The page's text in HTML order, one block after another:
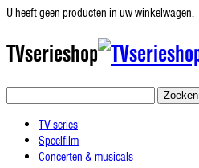
U heeft geen producten in uw winkelwagen.
TVserieshop
Zoeken
TV series
Speelfilm
Concerten & musicals